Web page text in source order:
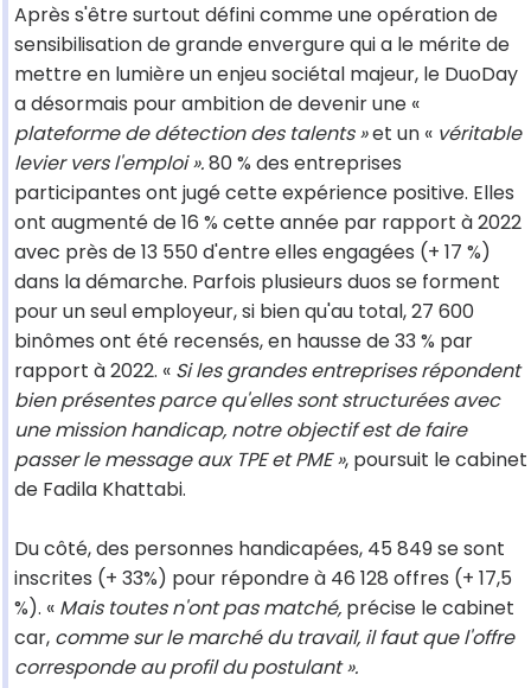
Après s'être surtout défini comme une opération de
sensibilisation de grande envergure qui a le mérite de
mettre en lumière un enjeu sociétal majeur, le DuoDay
a désormais pour ambition de devenir une «
plateforme de détection des talents »et un « véritable
levier vers l'emploi ».80 % des entreprises
participantes ont jugé cette expérience positive. Elles
ont augmenté de 16 % cette année par rapport à 2022
avec près de 13 550 d'entre elles engagées (+ 17 %)
dans la démarche. Parfois plusieurs duos se forment
pour un seul employeur, si bien qu'au total, 27 600
binômes ont été recensés, en hausse de 33 % par
rapport à 2022. « Si les grandes entreprises répondent
bien présentes parce qu'elles sont structurées avec
une mission handicap, notre objectif est de faire
passer le message aux TPE et PME », poursuit le cabinet
de Fadila Khattabi.
Du côté, des personnes handicapées, 45 849 se sont
inscrites (+ 33%) pour répondre à 46 128 offres (+ 17,5
%). « Mais toutes n'ont pas matché, précise le cabinet
car, comme sur le marché du travail, il faut que l'offre
corresponde au profil du postulant ».